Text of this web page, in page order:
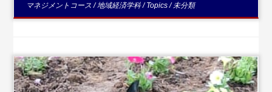
マネジメントコース/地域経済学科/Topics/未分類